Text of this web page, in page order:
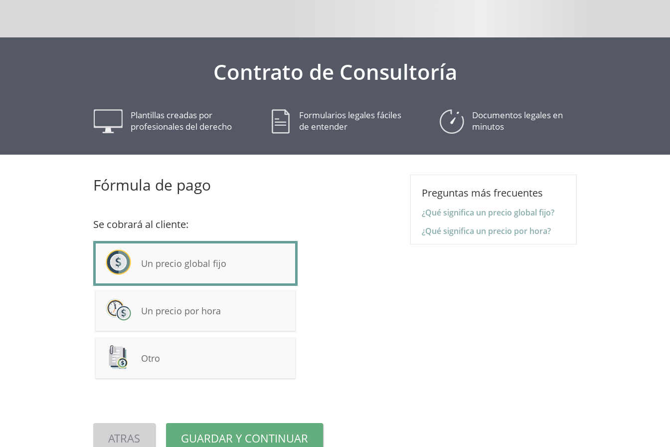
Contrato de Consultoría
Plantillas creadas por
profesionales del derecho
Formularios legales fáciles
de entender
Documentos legales en
minutos
Fórmula de pago
Se cobrará al cliente:
Un precio global fijo
Un precio por hora
Otro
ATRAS GUARDAR Y CONTINUAR
Preguntas más frecuentes
¿Qué significa un precio global fijo?
¿Qué significa un precio por hora?